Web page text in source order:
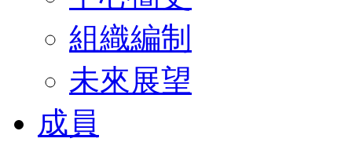
組織編制
未來展望
成員